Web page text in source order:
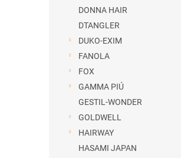
DONNA HAIR
DTANGLER
DUKO-EXIM
FANOLA
FOX
GAMMA PIÚ
GESTIL-WONDER
GOLDWELL
HAIRWAY
HASAMI JAPAN